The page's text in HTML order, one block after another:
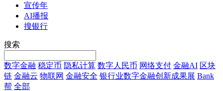
宣传年
AI播报
搜银行
搜索
数字金融 稳定币 隐私计算 数字人民币 网络支付 金融AI 区块
链 金融云 物联网 金融安全 银行业数字金融创新成果展 Bank
帮 全部